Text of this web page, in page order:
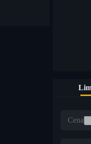
Cena